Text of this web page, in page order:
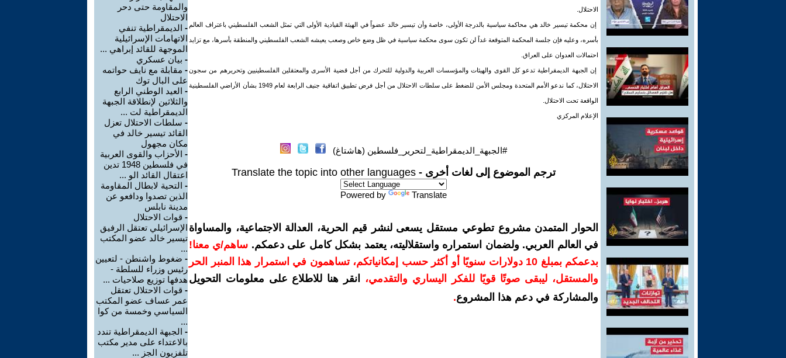
الاحتلال.
إن محكمة تيسير خالد هي محاكمة سياسية بالدرجة الأولى، خاصة وأن تيسير خالد عضواً في الهيئة القيادية الأولى التي تمثل الشعب الفلسطيني باعتراف العالم
بأسره، وعليه فإن جلسة المحكمة المتوقعة غداً لن تكون سوى محكمة سياسية في ظل وضع خاص وصعب يعيشه الشعب الفلسطيني والمنطقة بأسرها، مع تزايد
احتمالات العدوان على العراق.
إن الجبهة الديمقراطية تدعو كل القوى والهيئات والمؤسسات العربية والدولية للتحرك من أجل قضية الأسرى والمعتقلين الفلسطينيين وتحريرهم من سجون
الاحتلال، كما ندعو الأمم المتحدة ومجلس الأمن للضغط على سلطات الاحتلال من أجل فرض تطبيق اتفاقية جنيف الرابعة لعام 1949 بشأن الأراضي الفلسطينية
الواقعة تحت الاحتلال.
الإعلام المركزي
#الجبهة_الديمقراطية_لتحرير_فلسطين (هاشتاغ)
ترجم الموضوع إلى لغات أخرى - Translate the topic into other languages
Powered by Translate
الحوار المتمدن مشروع تطوعي مستقل يسعى لنشر قيم الحرية، العدالة الاجتماعية، والمساواة
في العالم العربي. ولضمان استمراره واستقلاليته، يعتمد بشكل كامل على دعمكم. ساهم/ي معنا!
بدعمكم بمبلغ 10 دولارات سنويًا أو أكثر حسب إمكانياتكم، تساهمون في استمرار هذا المنبر الحر
والمستقل، ليبقى صوتًا قويًا للفكر اليساري والتقدمي،
انقر هنا للاطلاع على معلومات التحويل
والمشاركة في دعم هذا المشروع.
والمقاومة حتى دحر
الاحتلال
- الديمقراطية تنفي
الاتهامات الإسرائيلية
الموجهة للقائد إبراهي ...
- بيان عسكري
- مقابلة مع نايف حواتمه
على البال توك
- العيد الوطني الرابع
والثلاثين لإنطلاقة الجبهة
الديمقراطية لت ...
- سلطات الاحتلال تعزل
القائد تيسير خالد في
مكان مجهول
- الأحزاب والقوى العربية
في فلسطين 1948 تدين
اعتقال القائد الو ...
- التحية لابطال المقاومة
الذين تصدوا ودافعو عن
مدينة نابلس
- قوات الاحتلال
الإسرائيلي تعتقل الرفيق
تيسير خالد عضو المكتب
...
- ضغوط واشنطن - لتعيين
رئيس وزراء للسلطة -
هدفها توزيع صلاحيات ...
- قوات الاحتلال تعتقل
عمر عساف عضو المكتب
السياسي وخمسة من كوا
...
- الجبهة الديمقراطية تندد
بالاعتداء على مدير مكتب
تلفزيون الجز ...